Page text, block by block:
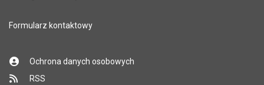
Formularz kontaktowy
Ochrona danych osobowych
RSS